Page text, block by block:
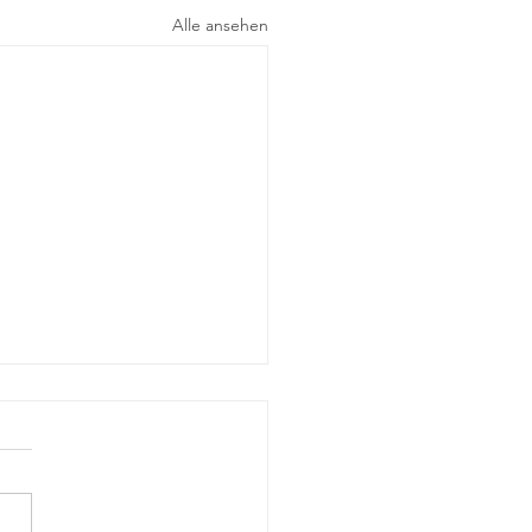
Alle ansehen